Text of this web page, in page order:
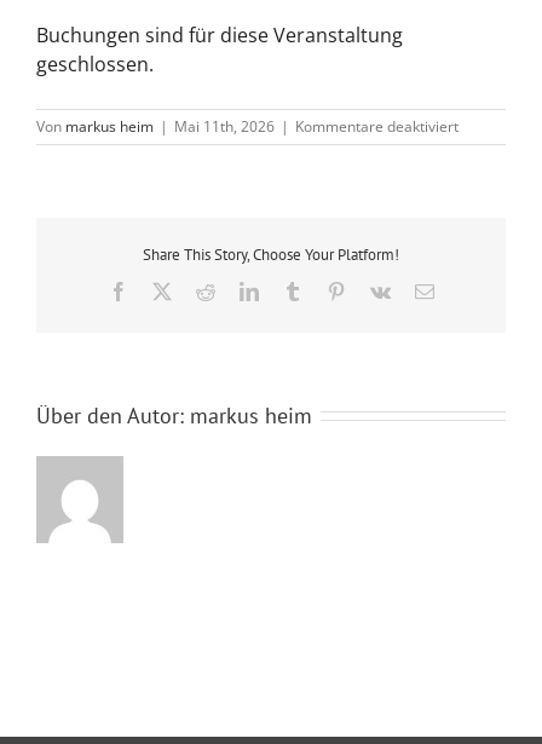
Buchungen sind für diese Veranstaltung
geschlossen.
Von markus heim | Mai 11th, 2026 | Kommentare deaktiviertfür
f6ecxn
Share This Story, Choose Your Platform!
Facebook RedditLinkedInTumblr Pinterest
Vk
E-
Über den Autor: markus heim